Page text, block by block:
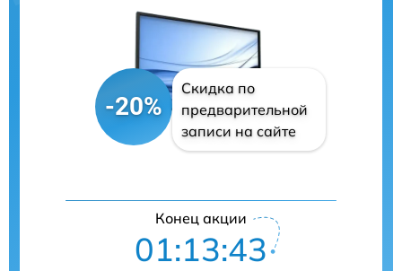
-20%
Скидка по
предварительной
записи на сайте
Конец акции
01:13:42